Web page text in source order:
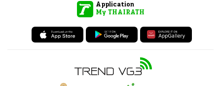
Application
My THAIRATH